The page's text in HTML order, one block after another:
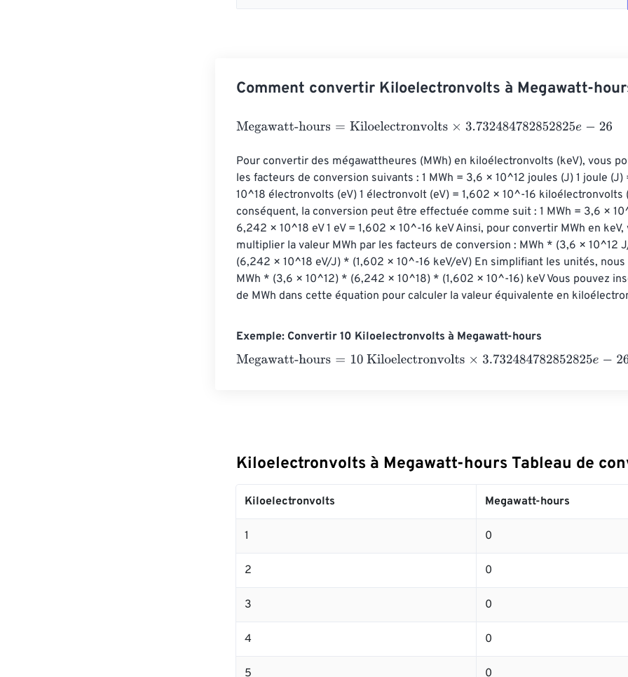
Comment convertir Kiloelectronvolts à Megawatt-
Megawatt-hours=Kiloelectronvolts×3.732484782852825e-26
Pour convertir des mégawattheures (MWh) en kiloélectronvolts (keV), vous
les facteurs de conversion suivants : 1 MWh = 3,6 × 10^12 joules (J) 1 joule
10^18 électronvolts (eV) 1 électronvolt (eV) = 1,602 × 10^-16 kiloélectronvolts
conséquent, la conversion peut être effectuée comme suit : 1 MWh = 3,6 ×
6,242 × 10^18 eV 1 eV = 1,602 × 10^-16 keV Ainsi, pour convertir MWh en
multiplier la valeur MWh par les facteurs de conversion : MWh * (3,6 × 10^12
(6,242 × 10^18 eV/J) * (1,602 × 10^-16 keV/eV) En simplifiant les unités,
MWh * (3,6 × 10^12) * (6,242 × 10^18) * (1,602 × 10^-16) keV Vous pouvez
de MWh dans cette équation pour calculer la valeur équivalente en
Exemple: Convertir 10 Kiloelectronvolts à Megawatt-hours
Megawatt-hours=10 Kiloelectronvolts×3.732484782852825e-26=0
Kiloelectronvolts à Megawatt-hours Tableau de
Kiloelectronvolts Megawatt-hours
1 0
2 0
3 0
4 0
5 0